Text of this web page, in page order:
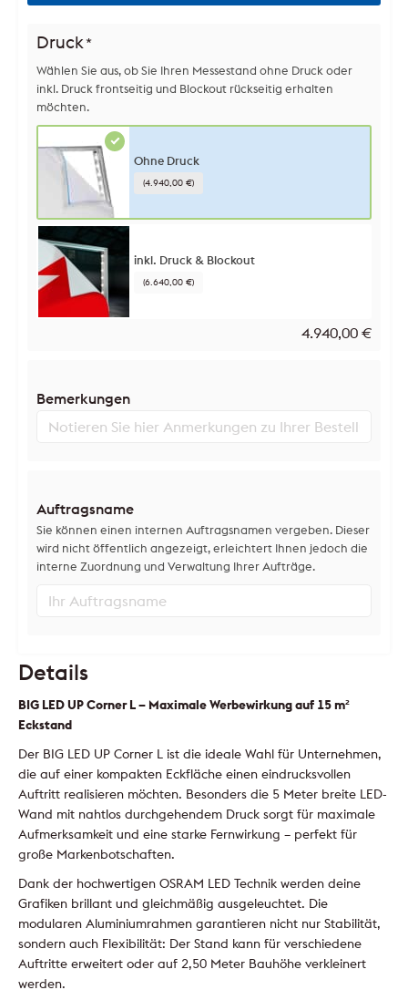
Druck *
Wählen Sie aus, ob Sie Ihren Messestand ohne Druck oder
inkl. Druck frontseitig und Blockout rückseitig erhalten
möchten.
Ohne Druck
(4.940,00 €)
inkl. Druck & Blockout
(6.640,00 €)
4.940,00 €
Bemerkungen
Auftragsname
Sie können einen internen Auftragsnamen vergeben. Dieser
wird nicht öffentlich angezeigt, erleichtert Ihnen jedoch die
interne Zuordnung und Verwaltung Ihrer Aufträge.
Details
BIG LED UP Corner L – Maximale Werbewirkung auf 15 m²
Eckstand
Der BIG LED UP Corner L ist die ideale Wahl für Unternehmen,
die auf einer kompakten Eckfläche einen eindrucksvollen
Auftritt realisieren möchten. Besonders die 5 Meter breite LED-
Wand mit nahtlos durchgehendem Druck sorgt für maximale
Aufmerksamkeit und eine starke Fernwirkung – perfekt für
große Markenbotschaften.
Dank der hochwertigen OSRAM LED Technik werden deine
Grafiken brillant und gleichmäßig ausgeleuchtet. Die
modularen Aluminiumrahmen garantieren nicht nur Stabilität,
sondern auch Flexibilität: Der Stand kann für verschiedene
Auftritte erweitert oder auf 2,50 Meter Bauhöhe verkleinert
werden.